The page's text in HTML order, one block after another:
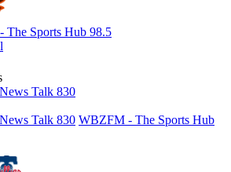
The Sports Hub 98.5
Talk 830
Talk 830 WBZFM - The Sports Hub